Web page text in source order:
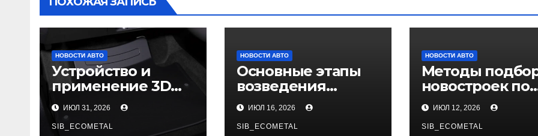
НОВОСТИ АВТО
Устройство и
применение 3D
автомобильных
ковриков
ИЮЛ 31, 2026
SIB_ECOMETAL
НОВОСТИ АВТО
Основные этапы
возведения
гаража
ИЮЛ 16, 2026
SIB_ECOMETAL
НОВОСТИ АВТО
Методы
новостроек по
заданным
критериям
ИЮЛ 12, 2026
SIB_ECOMETAL